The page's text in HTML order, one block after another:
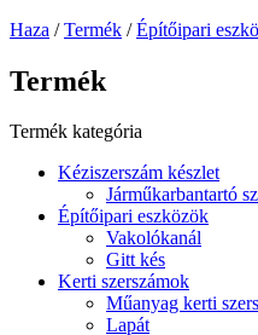
Haza /Termék /Építőipari
Termék
Termék kategória
Kéziszerszám készlet
Járműkarbantartó
Építőipari eszközök
Vakolókanál
Gitt kés
Kerti szerszámok
Műanyag kerti
Lapát